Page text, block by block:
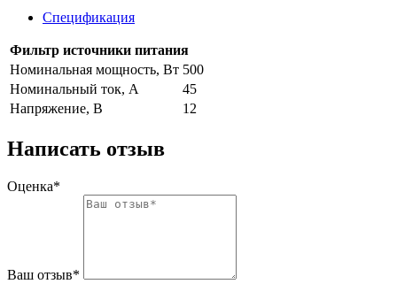
Спецификация
Фильтр источники питания
Номинальная мощность, Вт 500
Номинальный ток, A
45
Напряжение, В
12
Написать отзыв
Оценка*
Ваш отзыв*